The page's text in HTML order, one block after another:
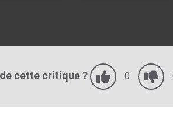
cette critique ? 0